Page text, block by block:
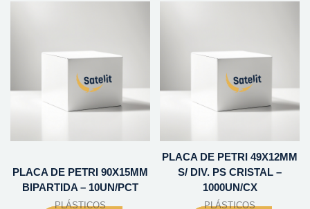
PLACA DE PETRI 90X15MM
BIPARTIDA – 10UN/PCT
PLÁSTICOS
PLACA DE PETRI 49X12MM
S/ DIV. PS CRISTAL –
1000UN/CX
PLÁSTICOS